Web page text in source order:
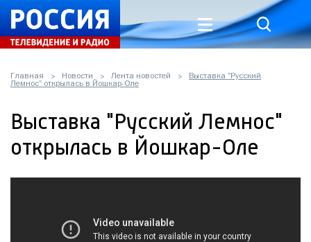
Главная Новости Лента новостей
Выставка "Русский
Лемнос" открылась в Йошкар-Оле
Выставка "Русский Лемнос"
открылась в Йошкар-Оле